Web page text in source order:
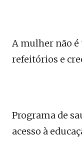
A mulher não é
refeitórios e
Programa de
acesso à